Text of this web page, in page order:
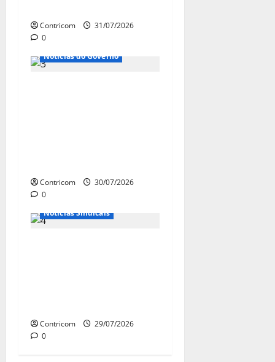
Contricom
31/07/2026
0Notícias de Entidades
Notícias do Governo
Contricom
30/07/2026
0Notícias do Governo
Notícias Sindicais
Contricom
29/07/2026
0